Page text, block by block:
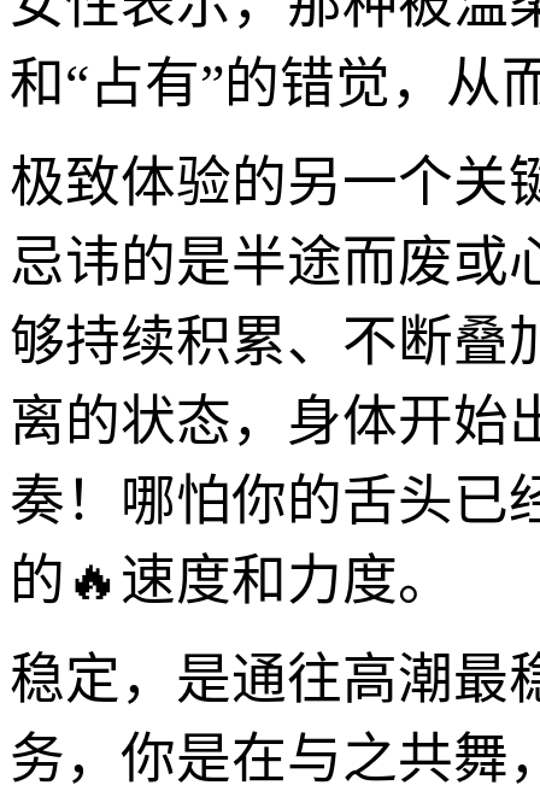
和“占有”的错觉，从
极致体验的另一个关
忌讳的是半途而废或
够持续积累、不断叠
离的状态，身体开始
奏！哪怕你的舌头已
的🔥速度和力度。
稳定，是通往高潮最
务，你是在与之共舞